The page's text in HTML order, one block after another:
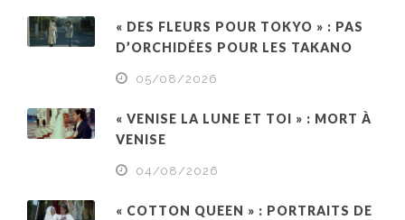
« DES FLEURS POUR TOKYO » : PAS
D’ORCHIDÉES POUR LES TAKANO
05/08/2026
« VENISE LA LUNE ET TOI » : MORT À
VENISE
04/08/2026
« COTTON QUEEN » : PORTRAITS DE